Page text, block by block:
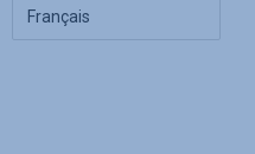
votre